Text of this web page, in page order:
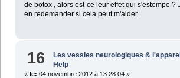
de botox , alors est-ce leur effet qui s'estompe ?
en redemander si cela peut m'aider.
16 Les vessies neurologiques &
Help
« le: 04 novembre 2012 à 13:28:04 »